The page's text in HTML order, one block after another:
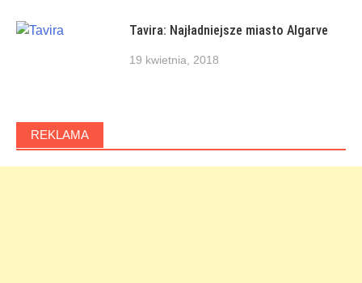
Tavira: Najładniejsze miasto Algarve
19 kwietnia, 2018
REKLAMA